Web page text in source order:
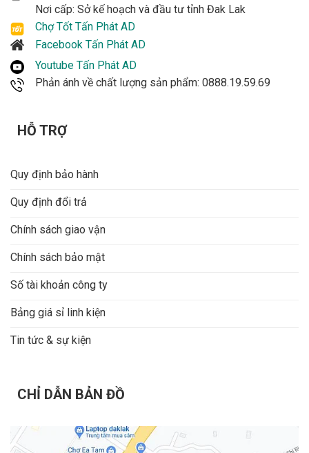
Nơi cấp: Sở kế hoạch và đầu tư tỉnh Đak Lak
Chợ Tốt Tấn Phát AD
Facebook Tấn Phát AD
Youtube Tấn Phát AD
Phản ánh về chất lượng sản phẩm: 0888.19.59.69
HỖ TRỢ
Quy định bảo hành
Quy định đổi trả
Chính sách giao vận
Chính sách bảo mật
Số tài khoản công ty
Bảng giá sỉ linh kiện
Tin tức & sự kiện
CHỈ DẪN BẢN ĐỒ